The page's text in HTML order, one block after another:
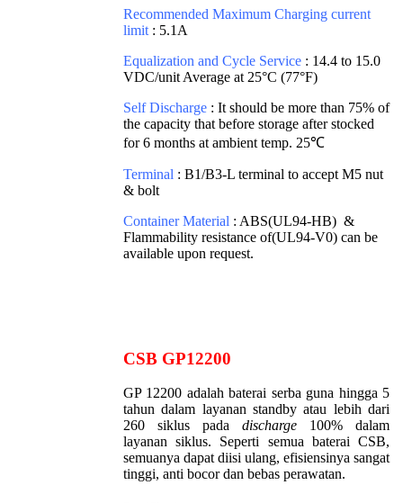
Recommended Maximum Charging current
limit : 5.1A
Equalization and Cycle Service : 14.4 to 15.0
VDC/unit Average at 25°C (77°F)
Self Discharge : It should be more than 75% of
the capacity that before storage after stocked
for 6 months at ambient temp. 25℃
Terminal : B1/B3-L terminal to accept M5 nut
& bolt
Container Material : ABS(UL94-HB) &
Flammability resistance of(UL94-V0) can be
available upon request.
CSB GP12200
GP 12200 adalah baterai serba guna hingga 5
tahun dalam layanan standby atau lebih dari
260 siklus pada discharge 100% dalam
layanan siklus. Seperti semua baterai CSB,
semuanya dapat diisi ulang, efisiensinya sangat
tinggi, anti bocor dan bebas perawatan.